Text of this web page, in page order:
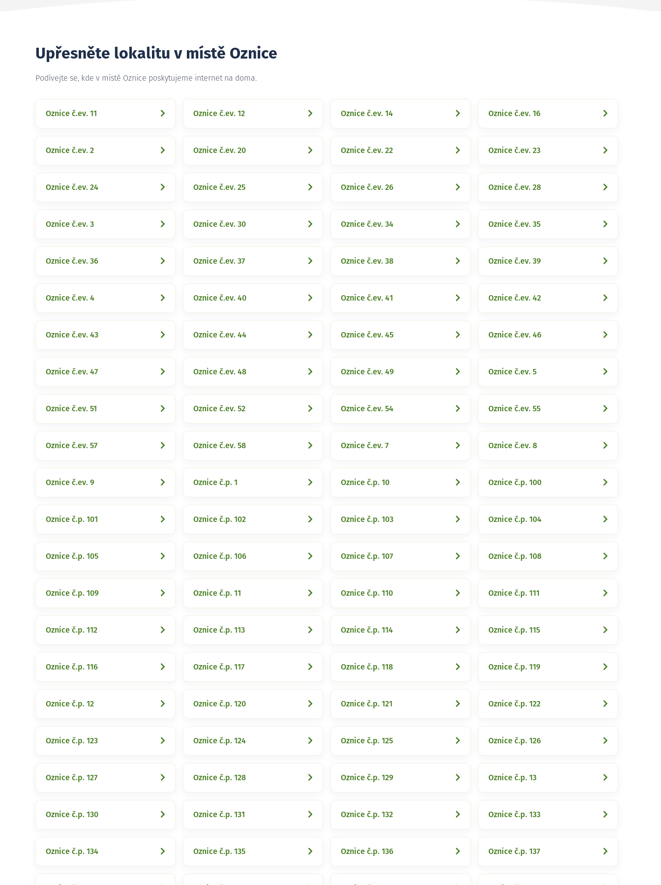
Upřesněte lokalitu v místě Oznice
Podívejte se, kde v místě Oznice poskytujeme internet na doma.
Oznice č.ev. 11 Oznice č.ev. 12 Oznice č.ev. 14 Oznice č.ev. 16
Oznice č.ev. 2 Oznice č.ev. 20 Oznice č.ev. 22 Oznice č.ev. 23
Oznice č.ev. 24 Oznice č.ev. 25 Oznice č.ev. 26 Oznice č.ev. 28
Oznice č.ev. 3 Oznice č.ev. 30 Oznice č.ev. 34 Oznice č.ev. 35
Oznice č.ev. 36 Oznice č.ev. 37 Oznice č.ev. 38 Oznice č.ev. 39
Oznice č.ev. 4 Oznice č.ev. 40 Oznice č.ev. 41 Oznice č.ev. 42
Oznice č.ev. 43 Oznice č.ev. 44 Oznice č.ev. 45 Oznice č.ev. 46
Oznice č.ev. 47 Oznice č.ev. 48 Oznice č.ev. 49 Oznice č.ev. 5
Oznice č.ev. 51 Oznice č.ev. 52 Oznice č.ev. 54 Oznice č.ev. 55
Oznice č.ev. 57 Oznice č.ev. 58 Oznice č.ev. 7 Oznice č.ev. 8
Oznice č.ev. 9 Oznice č.p. 1 Oznice č.p. 10 Oznice č.p. 100
Oznice č.p. 101 Oznice č.p. 102 Oznice č.p. 103 Oznice č.p. 104
Oznice č.p. 105 Oznice č.p. 106 Oznice č.p. 107 Oznice č.p. 108
Oznice č.p. 109 Oznice č.p. 11 Oznice č.p. 110 Oznice č.p. 111
Oznice č.p. 112 Oznice č.p. 113 Oznice č.p. 114 Oznice č.p. 115
Oznice č.p. 116 Oznice č.p. 117 Oznice č.p. 118 Oznice č.p. 119
Oznice č.p. 12 Oznice č.p. 120 Oznice č.p. 121 Oznice č.p. 122
Oznice č.p. 123 Oznice č.p. 124 Oznice č.p. 125 Oznice č.p. 126
Oznice č.p. 127 Oznice č.p. 128 Oznice č.p. 129 Oznice č.p. 13
Oznice č.p. 130 Oznice č.p. 131 Oznice č.p. 132 Oznice č.p. 133
Oznice č.p. 134 Oznice č.p. 135 Oznice č.p. 136 Oznice č.p. 137